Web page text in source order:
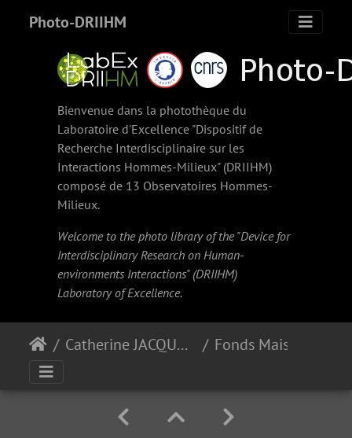
Photo-DRIIHM
Bienvenue dans la photothèque du
Laboratoire d'Excellence "Dispositif de
Recherche Interdisciplinaire sur les
Interactions Hommes-Milieux" (DRIIHM)
composé de 13 Observatoires Hommes-
Milieux.
Welcome to the photo library of the "Device for
Interdisciplinary Research on Human-
environments Interactions" (DRIIHM)
Laboratory of Excellence.
Catherine JACQUART